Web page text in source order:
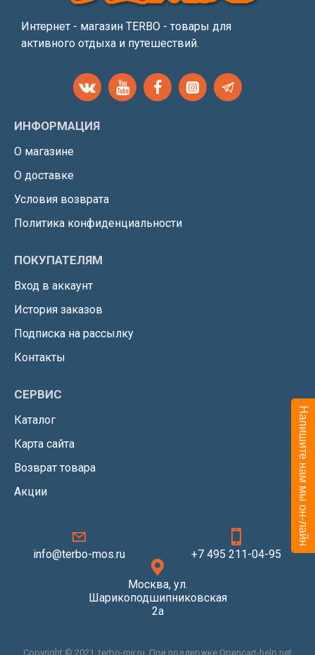
Интернет - магазин TERBO - товары для
активного отдыха и путешествий.
ИНФОРМАЦИЯ
О магазине
О доставке
Условия возврата
Политика конфиденциальности
ПОКУПАТЕЛЯМ
Вход в аккаунт
История заказов
Подписка на рассылку
Контакты
СЕРВИС
Каталог
Карта сайта
Возврат товара
Акции
info@terbo-mos.ru +7 495 211-04-95
Москва, ул.
Шарикоподшипниковская
2а
Copyright © 2021, terbo-mir.ru. При поддержке Opencart-help.net
Напишите нам мы он-лайн